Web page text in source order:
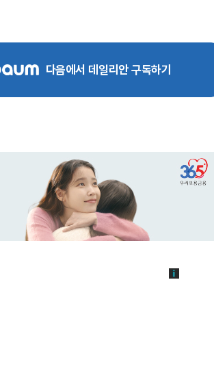
다음에서 데일리안 구독하기